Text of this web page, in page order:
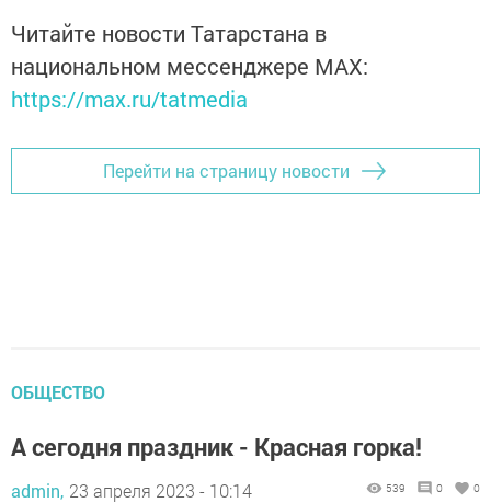
Читайте новости Татарстана в
национальном мессенджере MАХ:
https://max.ru/tatmedia
Перейти на страницу новости
ОБЩЕСТВО
А сегодня праздник - Красная горка!
admin, 23 апреля 2023 - 10:14 539 0 0